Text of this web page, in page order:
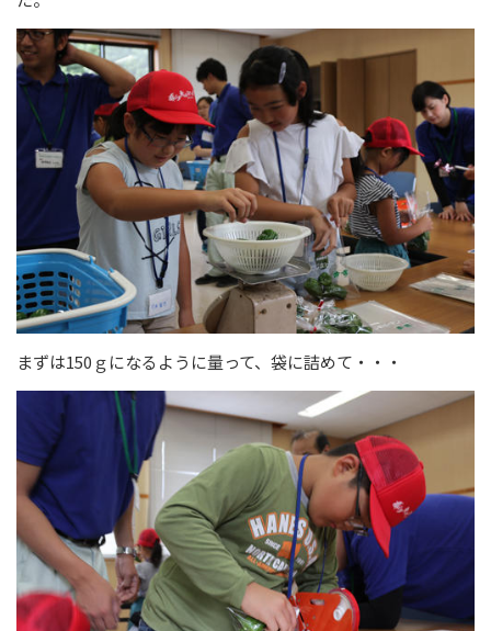
まずは150ｇになるように量って、袋に詰めて・・・